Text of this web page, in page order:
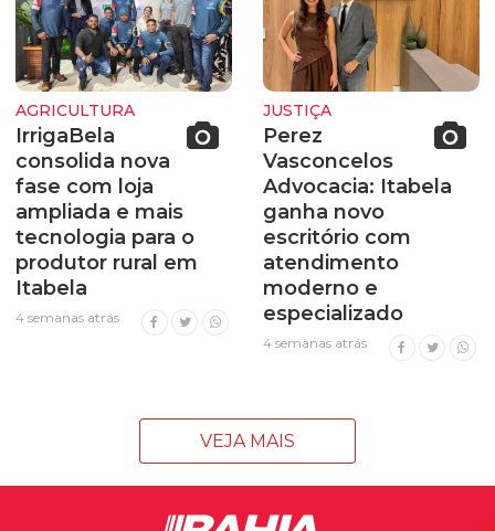
AGRICULTURA
IrrigaBela
consolida nova
fase com loja
ampliada e mais
tecnologia para o
produtor rural em
Itabela
4 semanas atrás
JUSTIÇA
Perez
Vasconcelos
Advocacia: Itabela
ganha novo
escritório com
atendimento
moderno e
especializado
4 semanas atrás
VEJA MAIS